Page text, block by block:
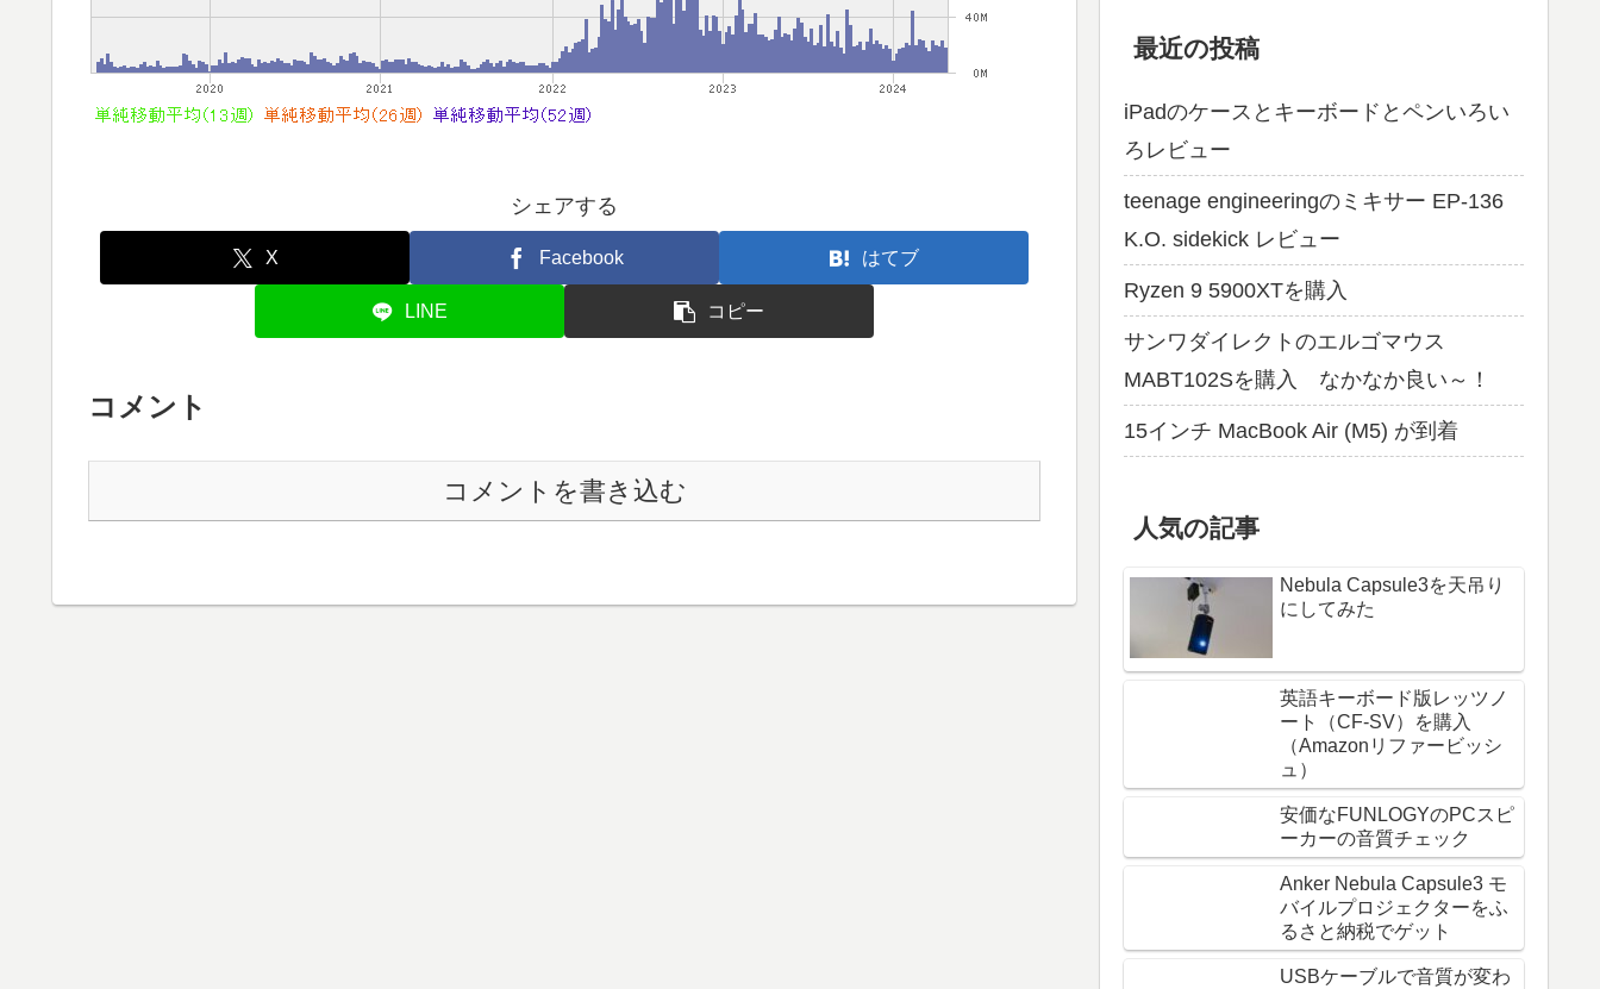
シェアする
X Facebook はてブ
LINE コピー
コメント
コメントを書き込む
最近の投稿
iPadのケースとキーボードとペンいろい
ろレビュー
teenage engineeringのミキサー EP-136
K.O. sidekick レビュー
Ryzen 9 5900XTを購入
サンワダイレクトのエルゴマウス
MABT102Sを購入 なかなか良い～！
15インチ MacBook Air (M5) が到着
人気の記事
Nebula Capsule3を天吊り
にしてみた
英語キーボード版レッツノ
ート（CF-SV）を購入
（Amazonリファービッシ
ュ）
安価なFUNLOGYのPCスピ
ーカーの音質チェック
Anker Nebula Capsule3 モ
バイルプロジェクターをふ
るさと納税でゲット
USBケーブルで音質が変わ